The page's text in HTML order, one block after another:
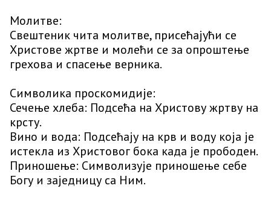
Молитве:
Свештеник чита молитве, присећајући се
Христове жртве и молећи се за опроштење
грехова и спасење верника.
Символика проскомидије:
Сечење хлеба: Подсећа на Христову жртву на
крсту.
Вино и вода: Подсећају на крв и воду која је
истекла из Христовог бока када је прободен.
Приношење: Символизује приношење себе
Богу и заједницу са Ним.